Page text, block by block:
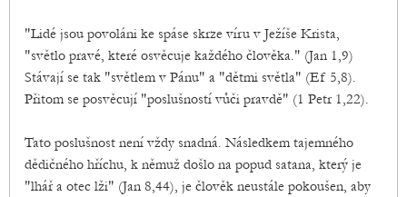
"Lidé jsou povoláni ke spáse skrze víru v Ježíše Krista,
"světlo pravé, které osvěcuje každého člověka." (Jan 1,9)
Stávají se tak "světlem v Pánu" a "dětmi světla" (Ef 5,8).
Přitom se posvěcují "poslušností vůči pravdě" (1 Petr 1,22).
Tato poslušnost není vždy snadná. Následkem tajemného
dědičného hříchu, k němuž došlo na popud satana, který je
"lhář a otec lži" (Jan 8,44), je člověk neustále pokoušen, aby